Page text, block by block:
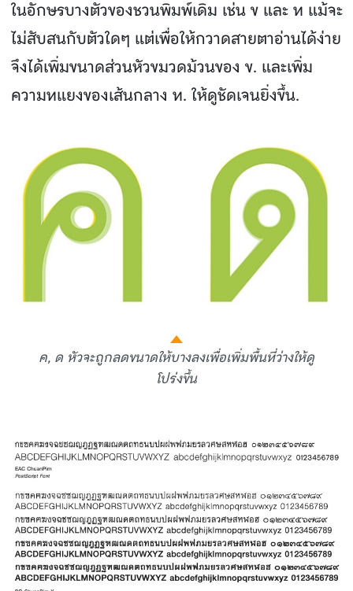
ในอักษรบางตัวของชวนพิมพ์เดิม เช่น ข และ ท แม้จะ
ไม่สับสนกับตัวใดๆ แต่เพื่อให้กวาดสายตาอ่านได้ง่าย
จึงได้เพิ่มขนาดส่วนหัวขมวดม้วนของ ข. และเพิ่ม
ความทแยงของเส้นกลาง ท. ให้ดูชัดเจนยิ่งขึ้น.
ค, ด หัวจะถูกลดขนาดให้บางลงเพื่อเพิ่มพื้นที่ว่างให้ดู
โปร่งขึ้น